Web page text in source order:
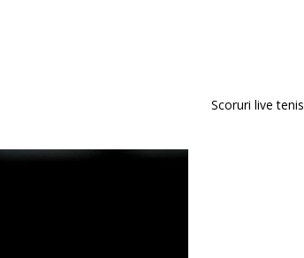
Scoruri live tenis